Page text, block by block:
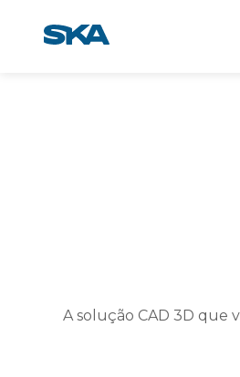
A solução CAD 3D que